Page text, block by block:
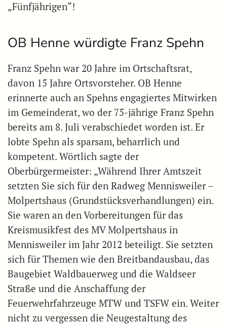
„Fünfjährigen“!
OB Henne würdigte Franz Spehn
Franz Spehn war 20 Jahre im Ortschaftsrat,
davon 15 Jahre Ortsvorsteher. OB Henne
erinnerte auch an Spehns engagiertes Mitwirken
im Gemeinderat, wo der 75-jährige Franz Spehn
bereits am 8. Juli verabschiedet worden ist. Er
lobte Spehn als sparsam, beharrlich und
kompetent. Wörtlich sagte der
Oberbürgermeister: „Während Ihrer Amtszeit
setzten Sie sich für den Radweg Mennisweiler –
Molpertshaus (Grundstücksverhandlungen) ein.
Sie waren an den Vorbereitungen für das
Kreismusikfest des MV Molpertshaus in
Mennisweiler im Jahr 2012 beteiligt. Sie setzten
sich für Themen wie den Breitbandausbau, das
Baugebiet Waldbauerweg und die Waldseer
Straße und die Anschaffung der
Feuerwehrfahrzeuge MTW und TSFW ein. Weiter
nicht zu vergessen die Neugestaltung des